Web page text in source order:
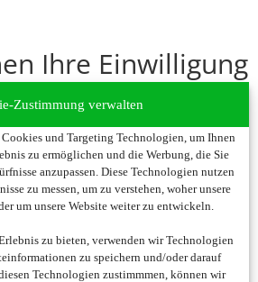
Zustimmung verwalten
und Targeting Technologien, um Ihnen
zu ermöglichen und die Werbung, die Sie
anzupassen. Diese Technologien nutzen
zu messen, um zu verstehen, woher unsere
um unsere Website weiter zu entwickeln.
zu bieten, verwenden wir Technologien
zu speichern und/oder darauf
Technologien zustimmmen, können wir
Ihre Einwilligung
aktivieren Sie bitte die Cookies.
Daten verarbeitet.
akzeptieren